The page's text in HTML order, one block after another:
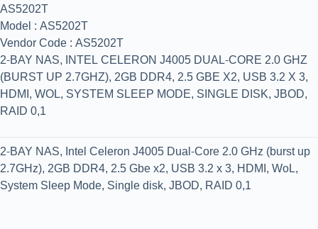
AS5202T
Model : AS5202T
Vendor Code : AS5202T
2-BAY NAS, INTEL CELERON J4005 DUAL-CORE 2.0 GHZ
(BURST UP 2.7GHZ), 2GB DDR4, 2.5 GBE X2, USB 3.2 X 3,
HDMI, WOL, SYSTEM SLEEP MODE, SINGLE DISK, JBOD,
RAID 0,1
2-BAY NAS, Intel Celeron J4005 Dual-Core 2.0 GHz (burst up
2.7GHz), 2GB DDR4, 2.5 Gbe x2, USB 3.2 x 3, HDMI, WoL,
System Sleep Mode, Single disk, JBOD, RAID 0,1